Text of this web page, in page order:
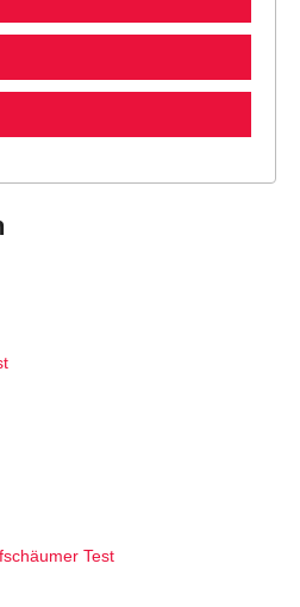
Test